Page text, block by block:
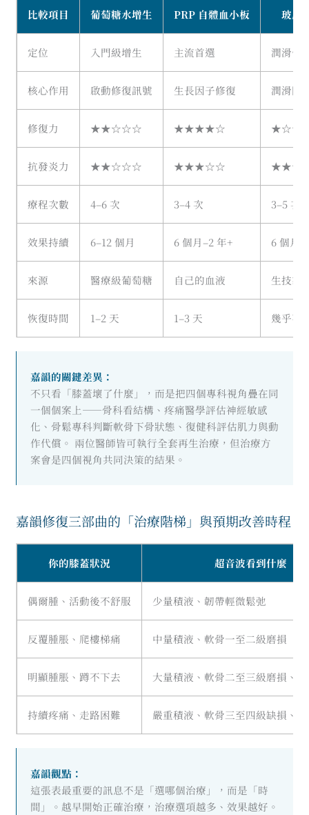
比較項目 葡萄糖水增生 PRP 自體血小板 玻尿
定位 入門級增生 主流首選 潤滑保
核心作用 啟動修復訊號 生長因子修復 潤滑關
修復力 ★★☆☆☆ ★★★★☆
抗發炎力 ★★☆☆☆ ★★★☆☆
療程次數 4–6 次 3–4 次 3–5 次
效果持續 6–12 個月 6 個月–2 年+ 6 個月
來源 醫療級葡萄糖 自己的血液 生技製
恢復時間 1–2 天 1–3 天 幾乎不
嘉韻的關鍵差異：
不只看「膝蓋壞了什麼」，而是把四個專科視角疊在同
一個個案上——骨科看結構、疼痛醫學評估神經敏感
化、骨鬆專科判斷軟骨下骨狀態、復健科評估肌力與動
作代償。 兩位醫師皆可執行全套再生治療，但治療方
案會是四個視角共同決策的結果。
嘉韻修復三部曲的「治療階梯」與預期改善時程
你的膝蓋狀況 超音波看到什麼
偶爾腫、活動後不舒服 少量積液、韌帶輕微鬆弛
反覆腫脹、爬樓梯痛 中量積液、軟骨一至二級磨損
明顯腫脹、蹲不下去 大量積液、軟骨二至三級磨損、
持續疼痛、走路困難 嚴重積液、軟骨三至四級缺損、
嘉韻觀點：
這張表最重要的訊息不是「選哪個治療」，而是「時
間」。越早開始正確治療，治療選項越多、效果越好。